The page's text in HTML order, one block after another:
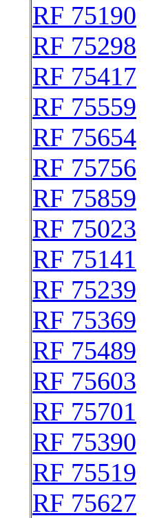
RF 75190
RF 75298
RF 75417
RF 75559
RF 75654
RF 75756
RF 75859
RF 75023
RF 75141
RF 75239
RF 75369
RF 75489
RF 75603
RF 75701
RF 75390
RF 75519
RF 75627